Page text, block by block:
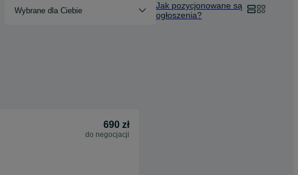
Wybrane dla Ciebie
Jak pozycjonowane są
ogłoszenia?
690 zł
do negocjacji